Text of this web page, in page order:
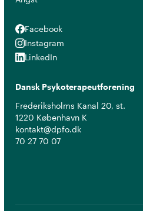
Facebook
Facebook
Instagram
Instagram
LinkedIn
LinkedIn
Dansk Psykoterapeutforening
Frederiksholms Kanal 20, st.
1220 København K
kontakt@dpfo.dk
70 27 70 07